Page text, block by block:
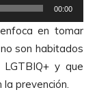
00:00
en tomar
son habitados
y que
prevención.